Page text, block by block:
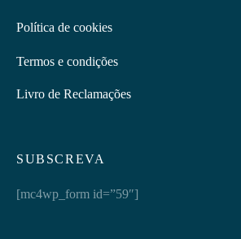
SUBSCREVA
[mc4wp_form id=”59″]
Política de cookies
Termos e condições
Livro de Reclamações